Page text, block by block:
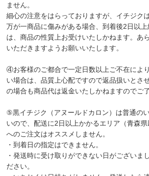
ません。
細心の注意をはらっておりますが、イチジク
万が一商品に傷みがある場合、到着後2日以
は、商品の性質上お受けいたしかねます。あ
いただきますようお願いいたします。
④お客様のご都合で一定日数以上ご不在によ
い場合は、品質上心配ですので返品扱いとさ
の場合も商品代は返金いたしかねますのでご
⑤黒イチジク（アヌールドカロン）は普通の
いので、配送に2日以上かかるエリア（青森県
へのご注文はオススメしません。
・到着日の指定はできません。
・発送時に受け取りができない日がございま
ださい。